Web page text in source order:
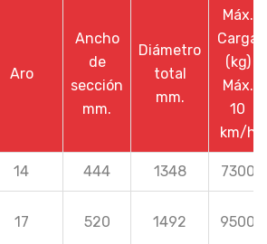
Aro
Ancho
de
sección
mm.
Diámetro
total
mm.
Máx.
Carga
(kg)
Máx.
10
km/h
14 444 1348 7300
17 520 1492 9500